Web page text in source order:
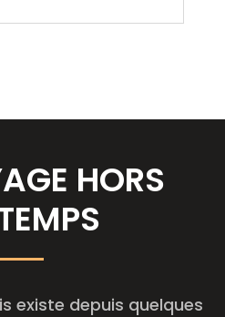
HORS
existe depuis quelques